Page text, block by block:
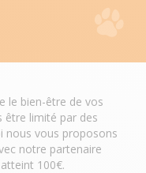
le bien-être de vos
être limité par des
nous vous proposons
notre partenaire
100€.